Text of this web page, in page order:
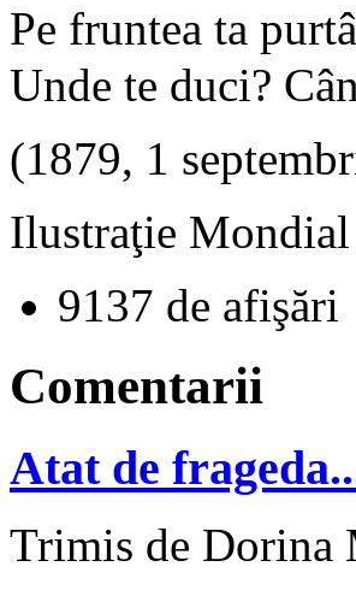
Pe fruntea ta
Unde te duci?
(1879, 1
Ilustraţie
9137 de afişări
Comentarii
Atat de
Trimis de Dorina